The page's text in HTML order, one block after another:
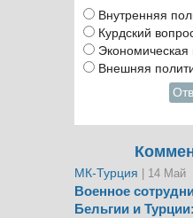
Внутренняя
Курдский
Экономическая
Внешняя
МК-Турция | 14 Май
Военное
Бельгии и Турции: